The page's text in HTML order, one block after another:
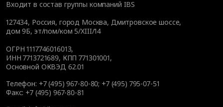
Входит в состав группы компаний IBS
127434, Россия, город Москва, Дмитровское шоссе,
дом 9Б, эт/пом/ком 5/XIII/14
ОГРН 1117746016013,
ИНН 7713721689, КПП 771301001,
Основной ОКВЭД 62.01
Телефон: +7 (495) 967-80-80; +7 (495) 795-07-51
Факс: +7 (495) 967-80-81